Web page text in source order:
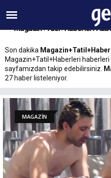
08 AĞUSTOS
Magazin+Tatil+Haberleri
Son dakika
Magazin+Tatil+Haberleri
sayfamızdan takip edebilirsiniz.
27 haber listeleniyor.
MAGAZİN